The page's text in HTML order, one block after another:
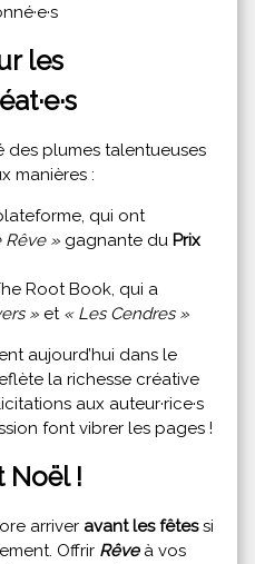
les
des plumes talentueuses
manières :
qui ont
Rêve » gagnante du Prix
Root Book, qui a
» et « Les Cendres »
aujourd’hui dans le
la richesse créative
aux auteur·rice·s
font vibrer les pages !
Noël !
arriver avant les fêtessi
Offrir Rêveà vos